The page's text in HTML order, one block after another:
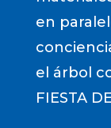
en
el árbol
FIESTA